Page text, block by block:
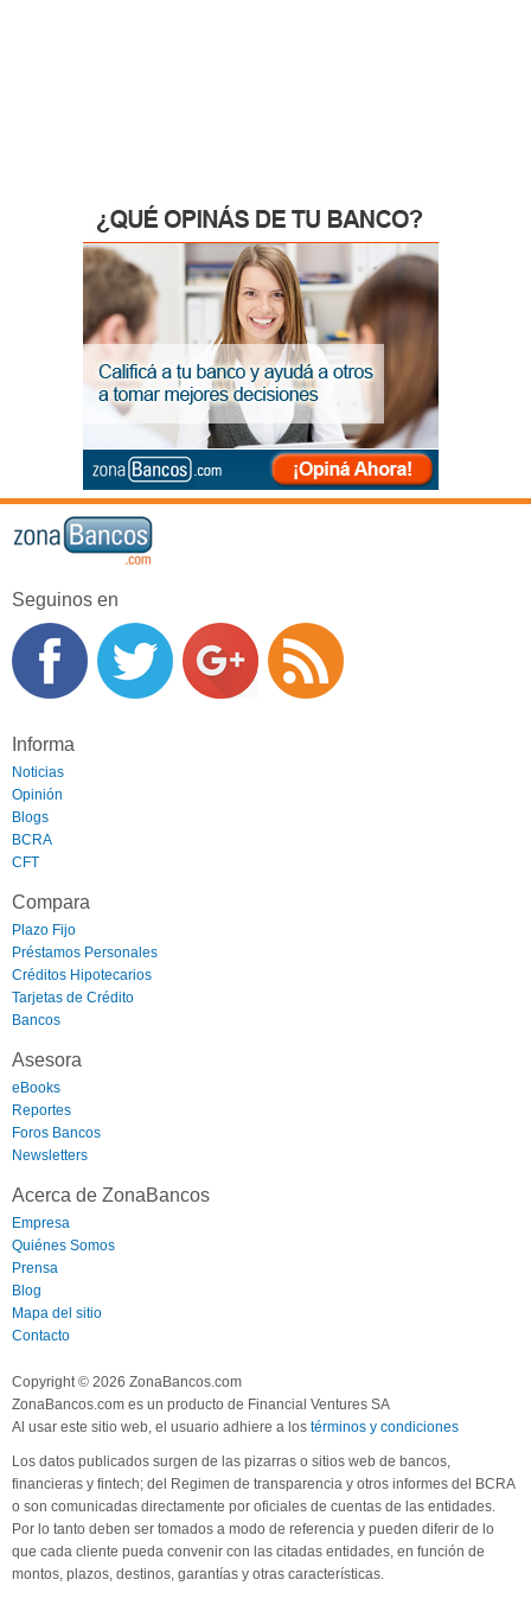
Seguinos en
Informa
Noticias
Opinión
Blogs
BCRA
CFT
Compara
Plazo Fijo
Préstamos Personales
Créditos Hipotecarios
Tarjetas de Crédito
Bancos
Asesora
eBooks
Reportes
Foros Bancos
Newsletters
Acerca de ZonaBancos
Empresa
Quiénes Somos
Prensa
Blog
Mapa del sitio
Contacto
Copyright © 2026 ZonaBancos.com
ZonaBancos.com es un producto de Financial Ventures SA
Al usar este sitio web, el usuario adhiere a los términos y condiciones
Los datos publicados surgen de las pizarras o sitios web de bancos,
financieras y fintech; del Regimen de transparencia y otros informes del BCRA
o son comunicadas directamente por oficiales de cuentas de las entidades.
Por lo tanto deben ser tomados a modo de referencia y pueden diferir de lo
que cada cliente pueda convenir con las citadas entidades, en función de
montos, plazos, destinos, garantías y otras características.